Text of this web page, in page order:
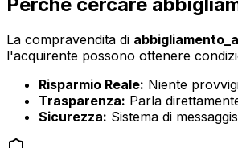
La compravendita di
l'acquirente possono ottenere
Risparmio Reale: Niente
Trasparenza: Parla
Sicurezza: Sistema di